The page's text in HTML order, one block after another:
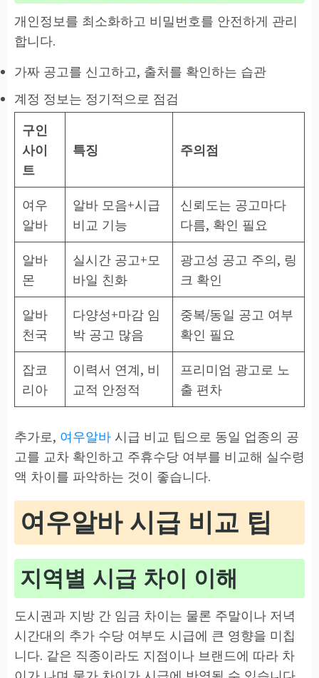
개인정보를 최소화하고 비밀번호를 안전하게 관리
합니다.
가짜 공고를 신고하고, 출처를 확인하는 습관
계정 정보는 정기적으로 점검
구인
사이
트
특징 주의점
여우
알바
알바 모음+시급
비교 기능
신뢰도는 공고마다
다름, 확인 필요
알바
몬
실시간 공고+모
바일 친화
광고성 공고 주의, 링
크 확인
알바
천국
다양성+마감 임
박 공고 많음
중복/동일 공고 여부
확인 필요
잡코
리아
이력서 연계, 비
교적 안정적
프리미엄 광고로 노
출 편차
추가로, 여우알바 시급 비교 팁으로 동일 업종의 공
고를 교차 확인하고 주휴수당 여부를 비교해 실수령
액 차이를 파악하는 것이 좋습니다.
여우알바 시급 비교 팁
지역별 시급 차이 이해
도시권과 지방 간 임금 차이는 물론 주말이나 저녁
시간대의 추가 수당 여부도 시급에 큰 영향을 미칩
니다. 같은 직종이라도 지점이나 브랜드에 따라 차